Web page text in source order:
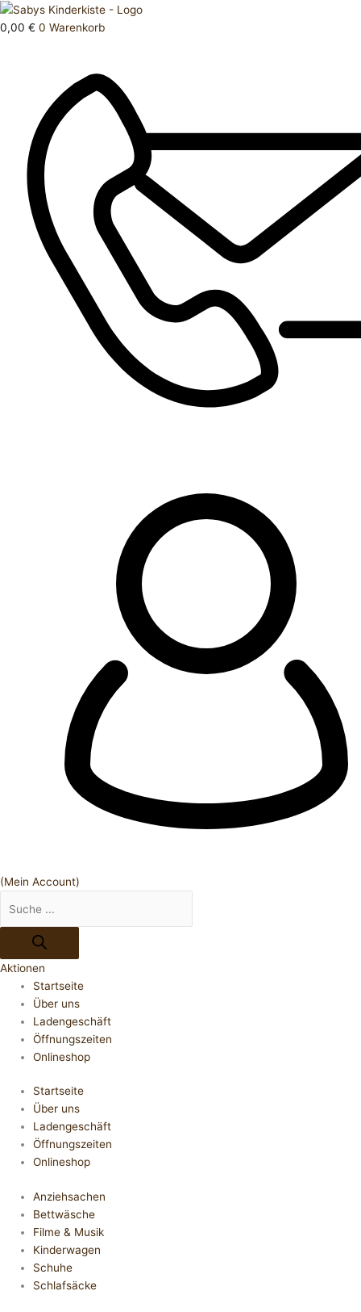
Zum
Inhalt
0,00 € 0 Warenkorb
(Mein Account)
Products
search
Aktionen
Startseite
Über uns
Ladengeschäft
Öffnungszeiten
Onlineshop
Startseite
Über uns
Ladengeschäft
Öffnungszeiten
Onlineshop
Anziehsachen
Bettwäsche
Filme & Musik
Kinderwagen
Schuhe
Schlafsäcke
Stoffspielzeug
Sandmännchen